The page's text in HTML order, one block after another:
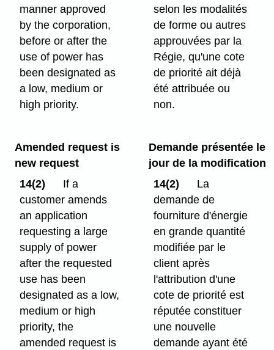
manner approved
by the corporation,
before or after the
use of power has
been designated as
a low, medium or
high priority.
selon les modalités
de forme ou autres
approuvées par la
Régie, qu'une cote
de priorité ait déjà
été attribuée ou
non.
Amended request is
new request
14(2)
If a
customer amends
an application
requesting a large
supply of power
after the requested
use has been
designated as a low,
medium or high
priority, the
amended request is
Demande présentée le
jour de la modification
14(2)
La
demande de
fourniture d'énergie
en grande quantité
modifiée par le
client après
l'attribution d'une
cote de priorité est
réputée constituer
une nouvelle
demande ayant été